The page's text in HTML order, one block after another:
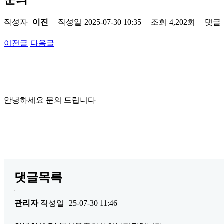
작성자 이진 작성일 2025-07-30 10:35 조회 4,202회 댓글
이전글 다음글
안녕하세요 문의 드립니다
댓글목록
관리자작성일 25-07-30 11:46